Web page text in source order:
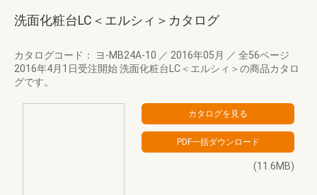
洗面化粧台LC＜エルシィ＞カタログ
カタログコード： ヨ-MB24A-10 ／ 2016年05月 ／ 全56ページ
2016年4月1日受注開始 洗面化粧台LC＜エルシィ＞の商品カタロ
グです。
(11.6MB)